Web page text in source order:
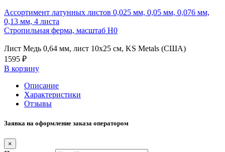
Ассортимент латунных листов 0,025 мм, 0,05 мм, 0,076 мм,
0,13 мм, 4 листа
Стропильная ферма, масштаб H0
Лист Медь 0,64 мм, лист 10х25 см, KS Metals (США)
1595 ₽
В корзину
Описание
Характеристики
Отзывы
Заявка на оформление заказа оператором
×